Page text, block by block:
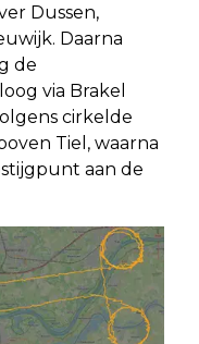
Dussen,
Daarna
de
via Brakel
cirkelde
Tiel, waarna
aan de